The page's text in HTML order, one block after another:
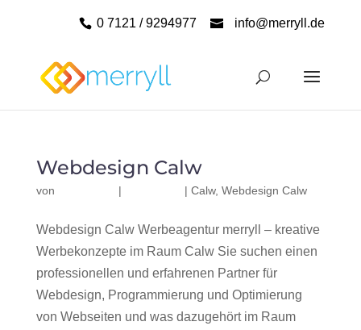
0 7121 / 9294977 info@merryll.de
Webdesign Calw
von | | Calw, Webdesign Calw
Webdesign Calw Werbeagentur merryll – kreative
Werbekonzepte im Raum Calw Sie suchen einen
professionellen und erfahrenen Partner für
Webdesign, Programmierung und Optimierung
von Webseiten und was dazugehört im Raum